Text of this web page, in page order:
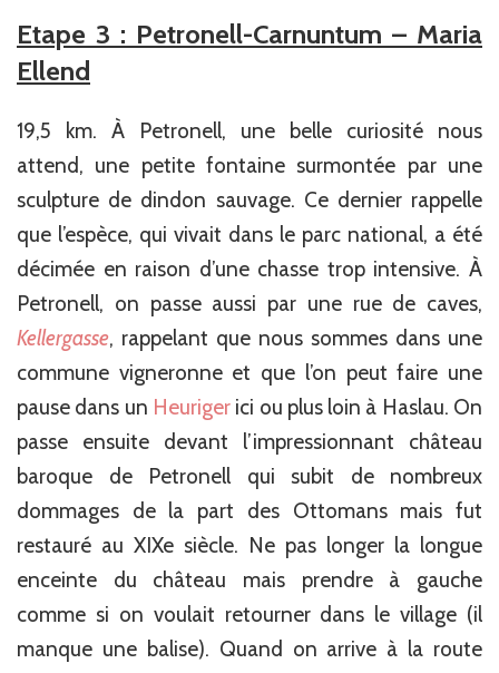
Etape 3 : Petronell-Carnuntum – Maria
Ellend
19,5 km. À Petronell, une belle curiosité nous
attend, une petite fontaine surmontée par une
sculpture de dindon sauvage. Ce dernier rappelle
que l’espèce, qui vivait dans le parc national, a été
décimée en raison d’une chasse trop intensive. À
Petronell, on passe aussi par une rue de caves,
Kellergasse, rappelant que nous sommes dans une
commune vigneronne et que l’on peut faire une
pause dans un Heurigerici ou plus loin à Haslau. On
passe ensuite devant l’impressionnant château
baroque de Petronell qui subit de nombreux
dommages de la part des Ottomans mais fut
restauré au XIXe siècle. Ne pas longer la longue
enceinte du château mais prendre à gauche
comme si on voulait retourner dans le village (il
manque une balise). Quand on arrive à la route